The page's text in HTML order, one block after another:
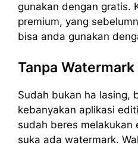
gunakan dengan gratis.
premium, yang
bisa anda gunakan
Tanpa Watermark
Sudah bukan ha lasing,
kebanyakan aplikasi
sudah beres melakukan
suka ada watermark.